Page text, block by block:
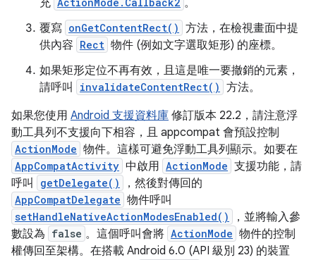
充
。
覆寫 onGetContentRect() 方法，在檢視畫面中提
供內容 Rect 物件 (例如文字選取矩形) 的座標。
如果矩形定位不再有效，且這是唯一要撤銷的元素，
請呼叫
invalidateContentRect() 方法。
如果您使用 Android 支援資料庫 修訂版本 22.2，請注意浮
動工具列不支援向下相容，且 appcompat 會預設控制
ActionMode 物件。這樣可避免浮動工具列顯示。如要在
AppCompatActivity 中啟用 ActionMode 支援功能，請
呼叫
getDelegate() ，然後對傳回的
AppCompatDelegate 物件呼叫
setHandleNativeActionModesEnabled()
，並將輸入參
數設為 false 。這個呼叫會將 ActionMode 物件的控制
權傳回至架構。在搭載 Android 6.0 (API 級別 23) 的裝置